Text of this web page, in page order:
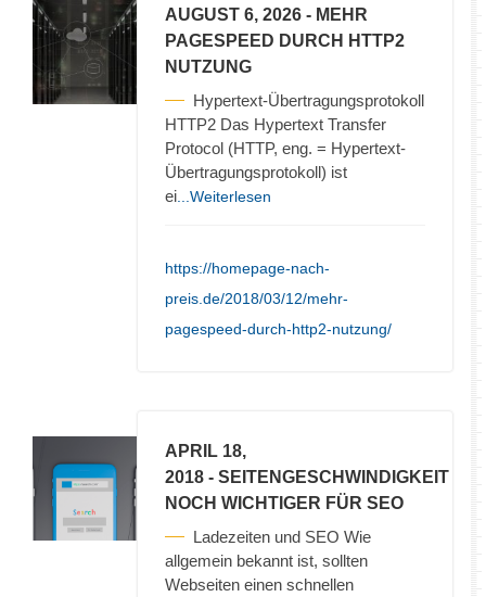
AUGUST 6, 2026 - MEHR
PAGESPEED DURCH HTTP2
NUTZUNG
Hypertext-Übertragungsprotokoll
HTTP2 Das Hypertext Transfer
Protocol (HTTP, eng. = Hypertext-
Übertragungsprotokoll) ist
ei ...Weiterlesen
https://homepage-nach-
preis.de/2018/03/12/mehr-
pagespeed-durch-http2-nutzung/
APRIL 18,
2018 - SEITENGESCHWINDIGKEIT
NOCH WICHTIGER FÜR SEO
Ladezeiten und SEO Wie
allgemein bekannt ist, sollten
Webseiten einen schnellen